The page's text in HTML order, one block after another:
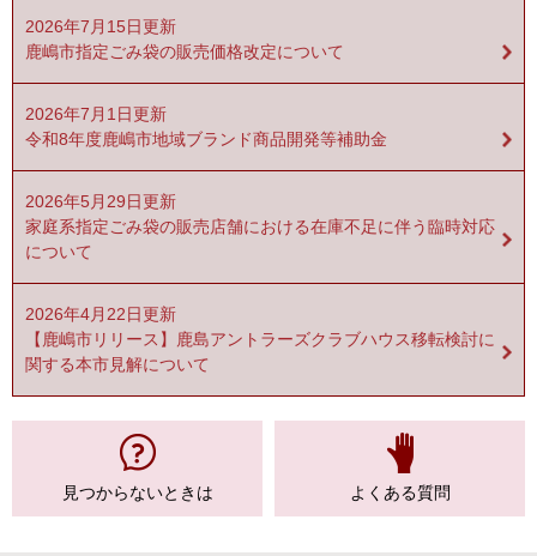
2026年7月15日更新
鹿嶋市指定ごみ袋の販売価格改定について
2026年7月1日更新
令和8年度鹿嶋市地域ブランド商品開発等補助金
2026年5月29日更新
家庭系指定ごみ袋の販売店舗における在庫不足に伴う臨時対応
について
2026年4月22日更新
【鹿嶋市リリース】鹿島アントラーズクラブハウス移転検討に
関する本市見解について
見つからないときは よくある質問